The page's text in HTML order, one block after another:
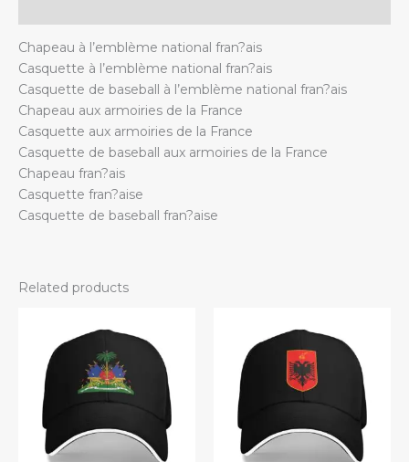
hommes,
ajustable.
quantity
Chapeau à l’emblème national fran?ais
Casquette à l’emblème national fran?ais
Casquette de baseball à l’emblème national fran?ais
Chapeau aux armoiries de la France
Casquette aux armoiries de la France
Casquette de baseball aux armoiries de la France
Chapeau fran?ais
Casquette fran?aise
Casquette de baseball fran?aise
Related products